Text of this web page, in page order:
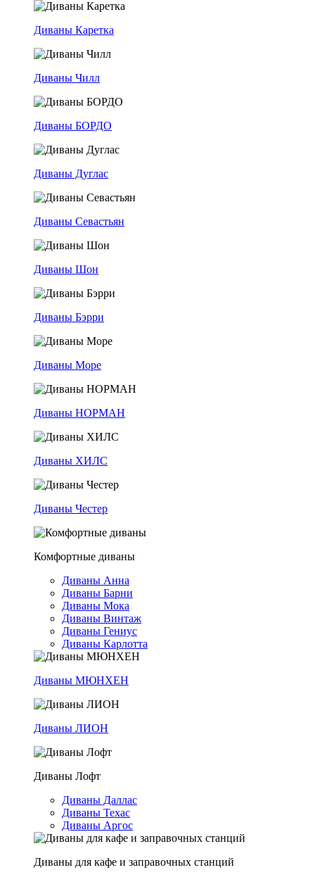
Диваны Каретка
Диваны Чилл
Диваны БОРДО
Диваны Дуглас
Диваны Севастьян
Диваны Шон
Диваны Бэрри
Диваны Море
Диваны НОРМАН
Диваны ХИЛС
Диваны Честер
Комфортные диваны
Диваны Анна
Диваны Барни
Диваны Мока
Диваны Винтаж
Диваны Гениус
Диваны Карлотта
Диваны МЮНХЕН
Диваны ЛИОН
Диваны Лофт
Диваны Даллас
Диваны Техас
Диваны Аргос
Диваны для кафе и заправочных станций